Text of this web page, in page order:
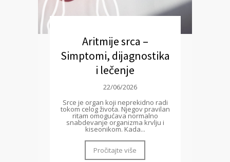
Aritmije srca –
Simptomi, dijagnostika
i lečenje
22/06/2026
Srce je organ koji neprekidno radi
tokom celog života. Njegov pravilan
ritam omogućava normalno
snabdevanje organizma krvlju i
kiseonikom. Kada...
Pročitajte više